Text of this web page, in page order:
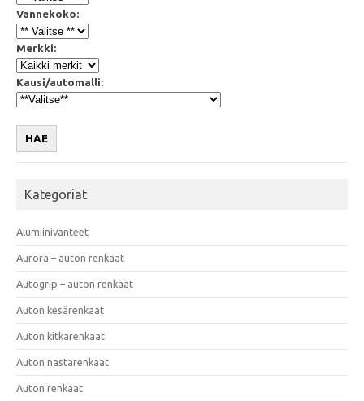
Vannekoko:
Merkki:
Kausi/automalli:
HAE
Kategoriat
Alumiinivanteet
Aurora – auton renkaat
Autogrip – auton renkaat
Auton kesärenkaat
Auton kitkarenkaat
Auton nastarenkaat
Auton renkaat